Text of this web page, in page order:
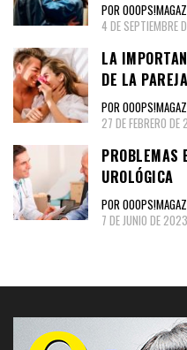
POR
4 DE SEPTIEMBRE
LA
DE LA PAREJA
POR
27 DE FEBRERO
PROBLEMAS
UROLÓGICA
POR
7 DE JUNIO DE 2023